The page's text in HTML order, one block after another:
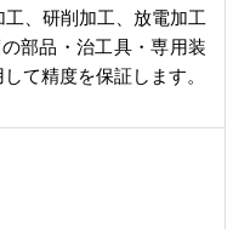
、研削加工、放電加工
部品・治工具・専用装
て精度を保証します。